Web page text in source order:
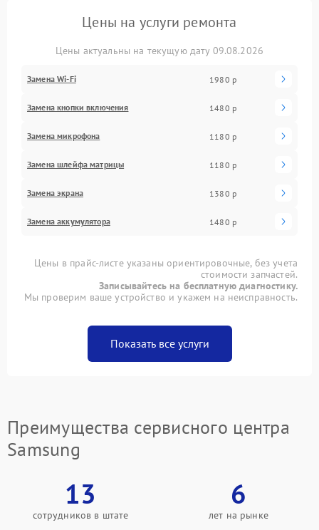
Цены на услуги ремонта
Цены актуальны на текущую дату 09.08.2026
Замена Wi-Fi 1980 р
Замена кнопки включения 1480 р
Замена микрофона 1180 р
Замена шлейфа матрицы 1180 р
Замена экрана 1380 р
Замена аккумулятора 1480 р
Цены в прайс-листе указаны ориентировочные, без учета
стоимости запчастей.
Записывайтесь на бесплатную диагностику.
Мы проверим ваше устройство и укажем на неисправность.
Показать все услуги
Преимущества сервисного центра
Samsung
13
сотрудников в штате
6
лет на рынке